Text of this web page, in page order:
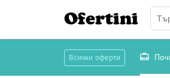
Ofertini
Всички оферти